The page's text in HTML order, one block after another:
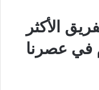
الأكثر
في عصرنا